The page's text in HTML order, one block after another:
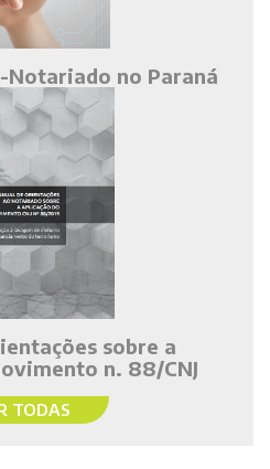
Notariado no Paraná
sobre a
n. 88/CNJ
TODAS